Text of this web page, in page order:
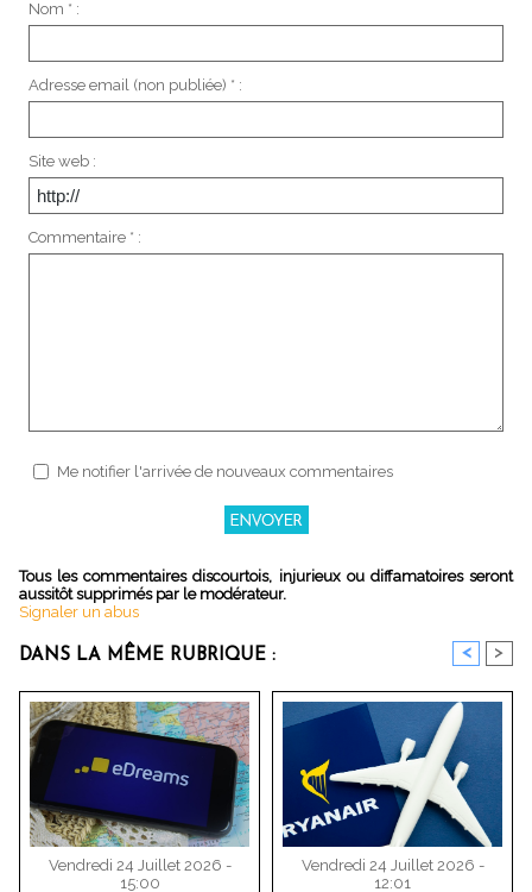
Nom * :
Adresse email (non publiée) * :
Site web :
Commentaire * :
Me notifier l'arrivée de nouveaux commentaires
Tous les commentaires discourtois, injurieux ou diffamatoires seront
aussitôt supprimés par le modérateur.
Signaler un abus
DANS LA MÊME RUBRIQUE : < >
Vendredi 24 Juillet 2026 -
15:00
Vendredi 24 Juillet 2026 -
12:01